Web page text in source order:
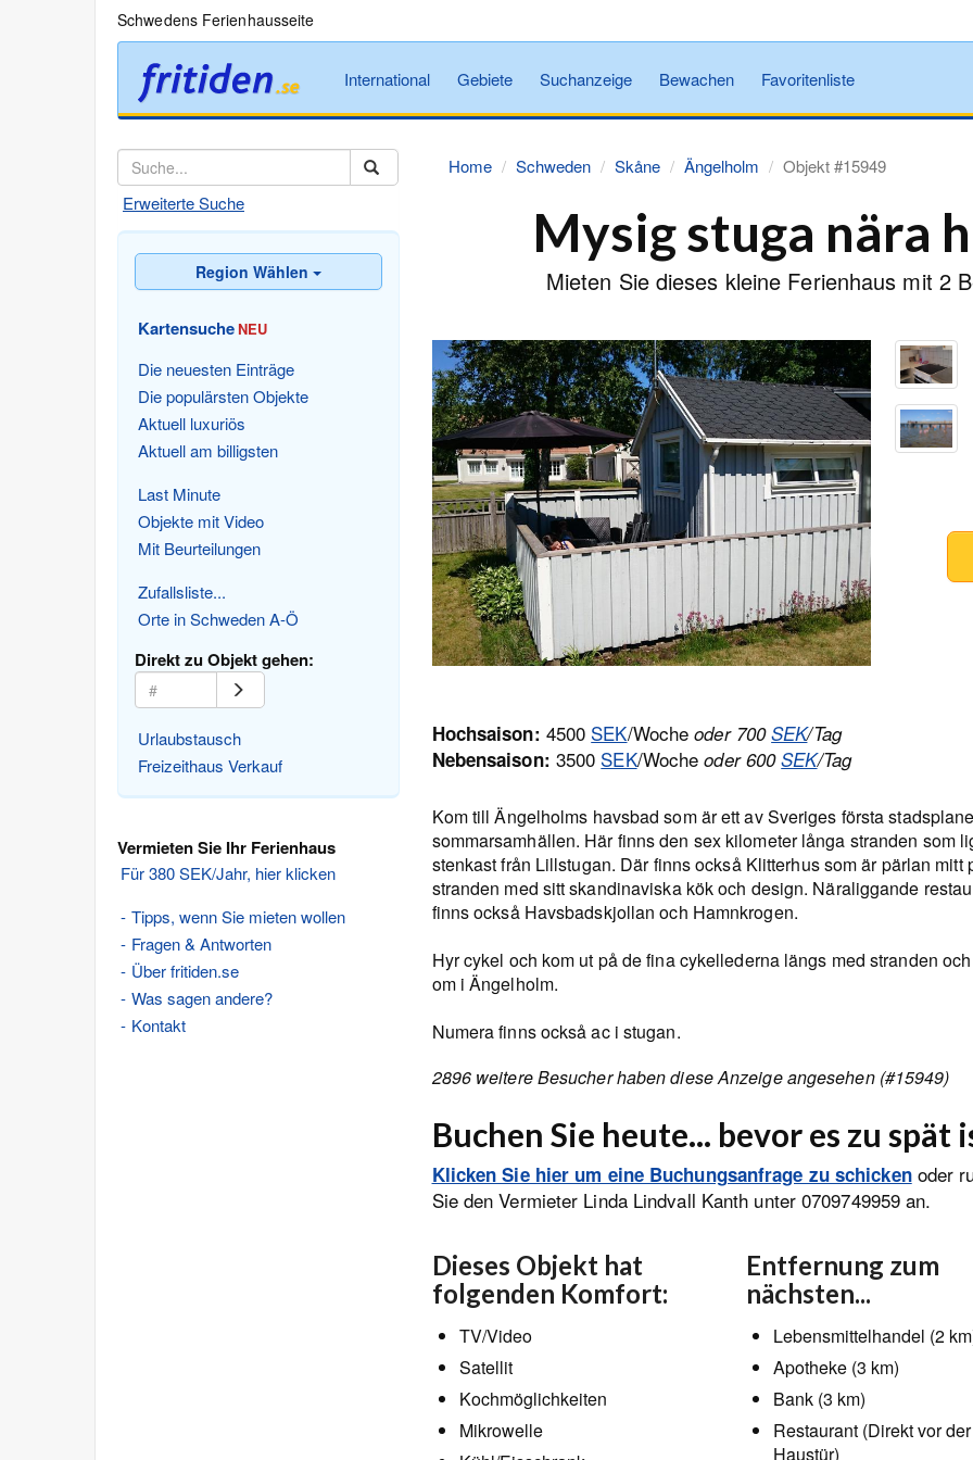
Schwedens Ferienhausseite
International Gebiete Suchanzeige Bewachen Favoritenliste
Erweiterte Suche
Region Wählen
KartensucheNEU
Die neuesten Einträge
Die populärsten Objekte
Aktuell luxuriös
Aktuell am billigsten
Last Minute
Objekte mit Video
Mit Beurteilungen
Zufallsliste...
Orte in Schweden A-Ö
Direkt zu Objekt gehen:
Urlaubstausch
Freizeithaus Verkauf
Vermieten Sie Ihr Ferienhaus
Für 380 SEK/Jahr, hier klicken
Tipps, wenn Sie mieten wollen
Fragen & Antworten
Über fritiden.se
Was sagen andere?
Kontakt
Home Schweden Skåne Ängelholm Objekt #15949
Mysig stuga nära
Mieten Sie dieses kleine Ferienhaus mit 2
Hochsaison: 4500 SEK/Wocheoder 700SEK/Tag
Nebensaison: 3500 SEK/Wocheoder 600SEK/Tag
Kom till Ängelholms havsbad som är ett av Sveriges första
sommarsamhällen. Här finns den sex kilometer långa stranden som
stenkast från Lillstugan. Där finns också Klitterhus som är pärlan mitt
stranden med sitt skandinaviska kök och design. Näraliggande
finns också Havsbadskjollan och Hamnkrogen.
Hyr cykel och kom ut på de fina cykellederna längs med stranden
om i Ängelholm.
Numera finns också ac i stugan.
2896 weitere Besucher haben diese Anzeige angesehen (#15949)
Buchen Sie heute... bevor es zu spät
Klicken Sie hier um eine Buchungsanfrage zu schickenoder
Sie den Vermieter Linda Lindvall Kanth unter 0709749959 an.
Dieses Objekt hat
folgenden Komfort:
TV/Video
Satellit
Kochmöglichkeiten
Mikrowelle
Entfernung zum
nächsten...
Lebensmittelhandel (2
Apotheke (3 km)
Bank (3 km)
Restaurant (Direkt vor der
Haustür)